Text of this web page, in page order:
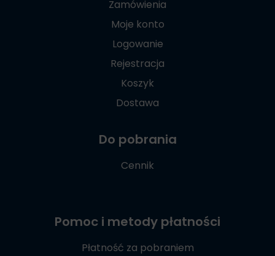
Zamówienia
Moje konto
Logowanie
Rejestracja
Koszyk
Dostawa
Do pobrania
Cennik
Pomoc i metody płatności
Płatność za pobraniem